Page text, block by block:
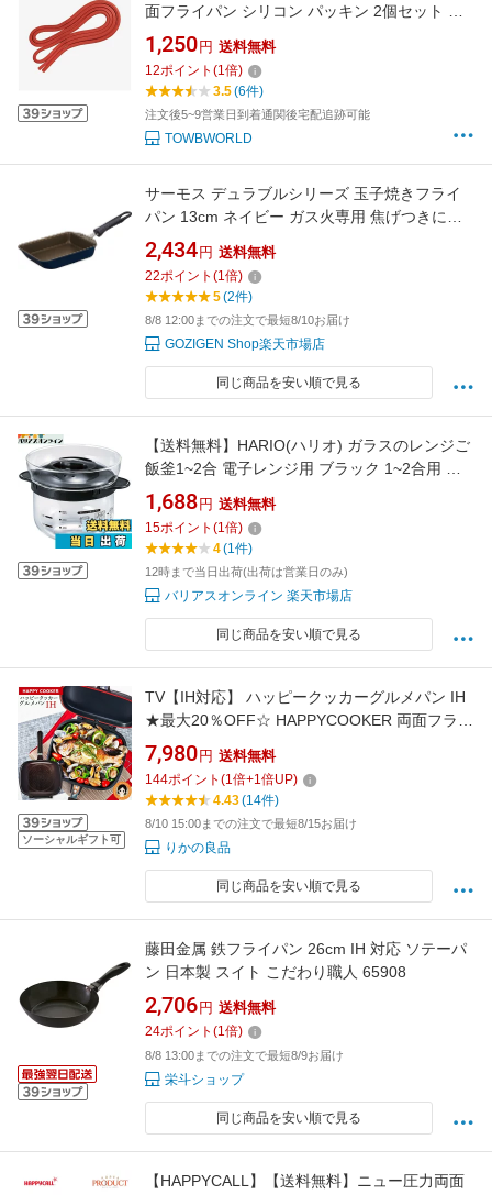
面フライパン シリコン パッキン 2個セット パ
ッキン 長さ85cm
1,250 円 送料無料
12ポイント (1倍)
3.5(6件)
注文後5~9営業日到着通関後宅配追跡可能
TOWBWORLD
サーモス デュラブルシリーズ 玉子焼きフライ
パン 13cm ネイビー ガス火専用 焦げつきにく
い 耐久性コーティング PFOA PFOS 送料無料
2,434 円 送料無料
22ポイント (1倍)
5(2件)
8/8 12:00までの注文で最短8/10お届け
GOZIGEN Shop楽天市場店
同じ商品を安い順で見る
【送料無料】HARIO(ハリオ) ガラスのレンジご
飯釜1~2合 電子レンジ用 ブラック 1~2合用 日
本製 プレゼント ギフト 贈り物 XRCN-2-B
1,688 円 送料無料
15ポイント (1倍)
4(1件)
12時まで当日出荷(出荷は営業日のみ)
バリアスオンライン 楽天市場店
同じ商品を安い順で見る
ソーシャルギフト可
TV【IH対応】 ハッピークッカーグルメパン IH
★最大20％OFF☆ HAPPYCOOKER 両面フライ
パン ブラウン IH用 レギュラー 送料無料 ハッピ
ークッカー グルメパン カンナ監修専用レシピ
付き 両面焼き 圧力効果 焼く 炒める 煮る ゆで
る 蒸す フッ素加工 RSL発送 rlt 100s bnm
7,980 円 送料無料
144ポイント (1倍+1倍UP)
4.43(14件)
8/10 15:00までの注文で最短8/15お届け
りかの良品
同じ商品を安い順で見る
藤田金属 鉄フライパン 26cm IH 対応 ソテーパ
ン 日本製 スイト こだわり職人 65908
2,706 円 送料無料
24ポイント (1倍)
8/8 13:00までの注文で最短8/9お届け
栄斗ショップ
同じ商品を安い順で見る
【HAPPYCALL】【送料無料】ニュー圧力両面